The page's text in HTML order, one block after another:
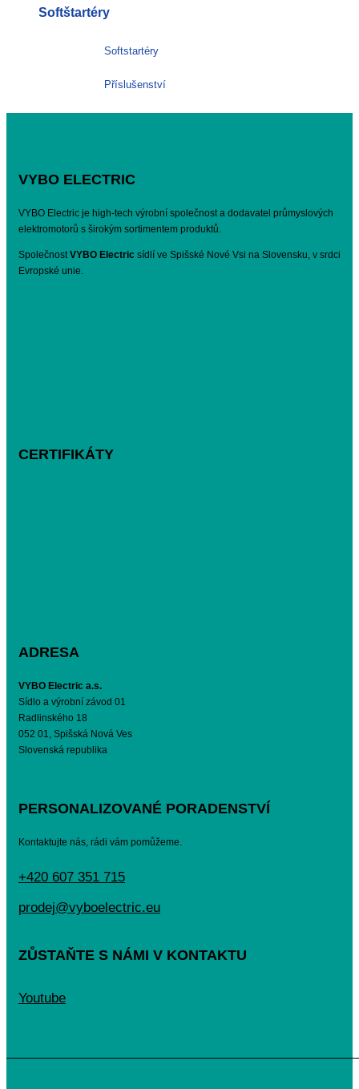
Softštartéry
Softstartéry
Příslušenství
VYBO ELECTRIC
VYBO Electric je high-tech výrobní společnost a dodavatel průmyslových
elektromotorů s širokým sortimentem produktů.
Společnost VYBO Electric sídlí ve Spišské Nové Vsi na Slovensku, v srdci
Evropské unie.
CERTIFIKÁTY
ADRESA
VYBO Electric a.s.
Sídlo a výrobní závod 01
Radlinského 18
052 01, Spišská Nová Ves
Slovenská republika
PERSONALIZOVANÉ PORADENSTVÍ
Kontaktujte nás, rádi vám pomůžeme.
+420 607 351 715
prodej@vyboelectric.eu
ZŮSTAŇTE S NÁMI V KONTAKTU
Youtube